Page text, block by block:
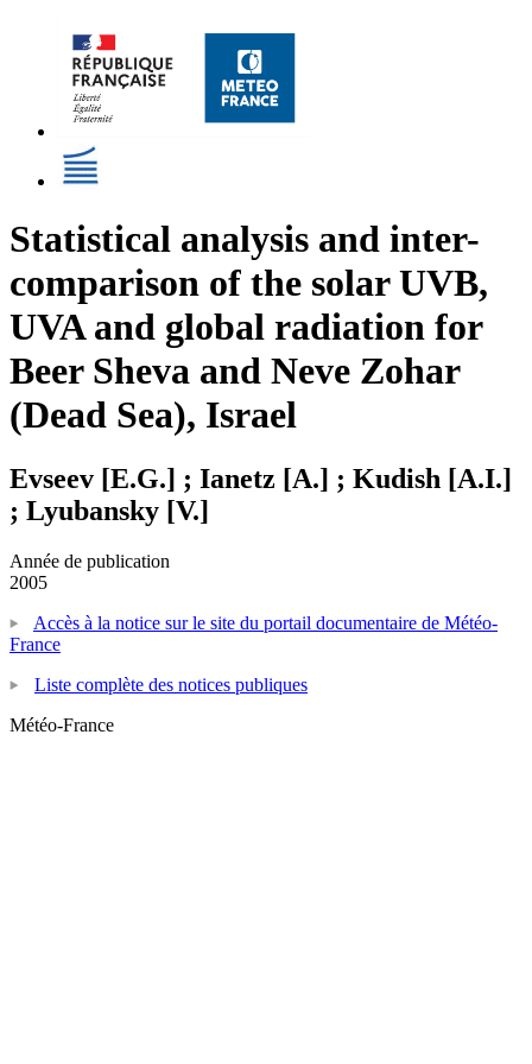
Statistical analysis and inter-
comparison of the solar UVB,
UVA and global radiation for
Beer Sheva and Neve Zohar
(Dead Sea), Israel
Evseev [E.G.] ; Ianetz [A.] ; Kudish [A.I.]
; Lyubansky [V.]
Année de publication
2005
Accès à la notice sur le site du portail documentaire de Météo-
France
Liste complète des notices publiques
Météo-France